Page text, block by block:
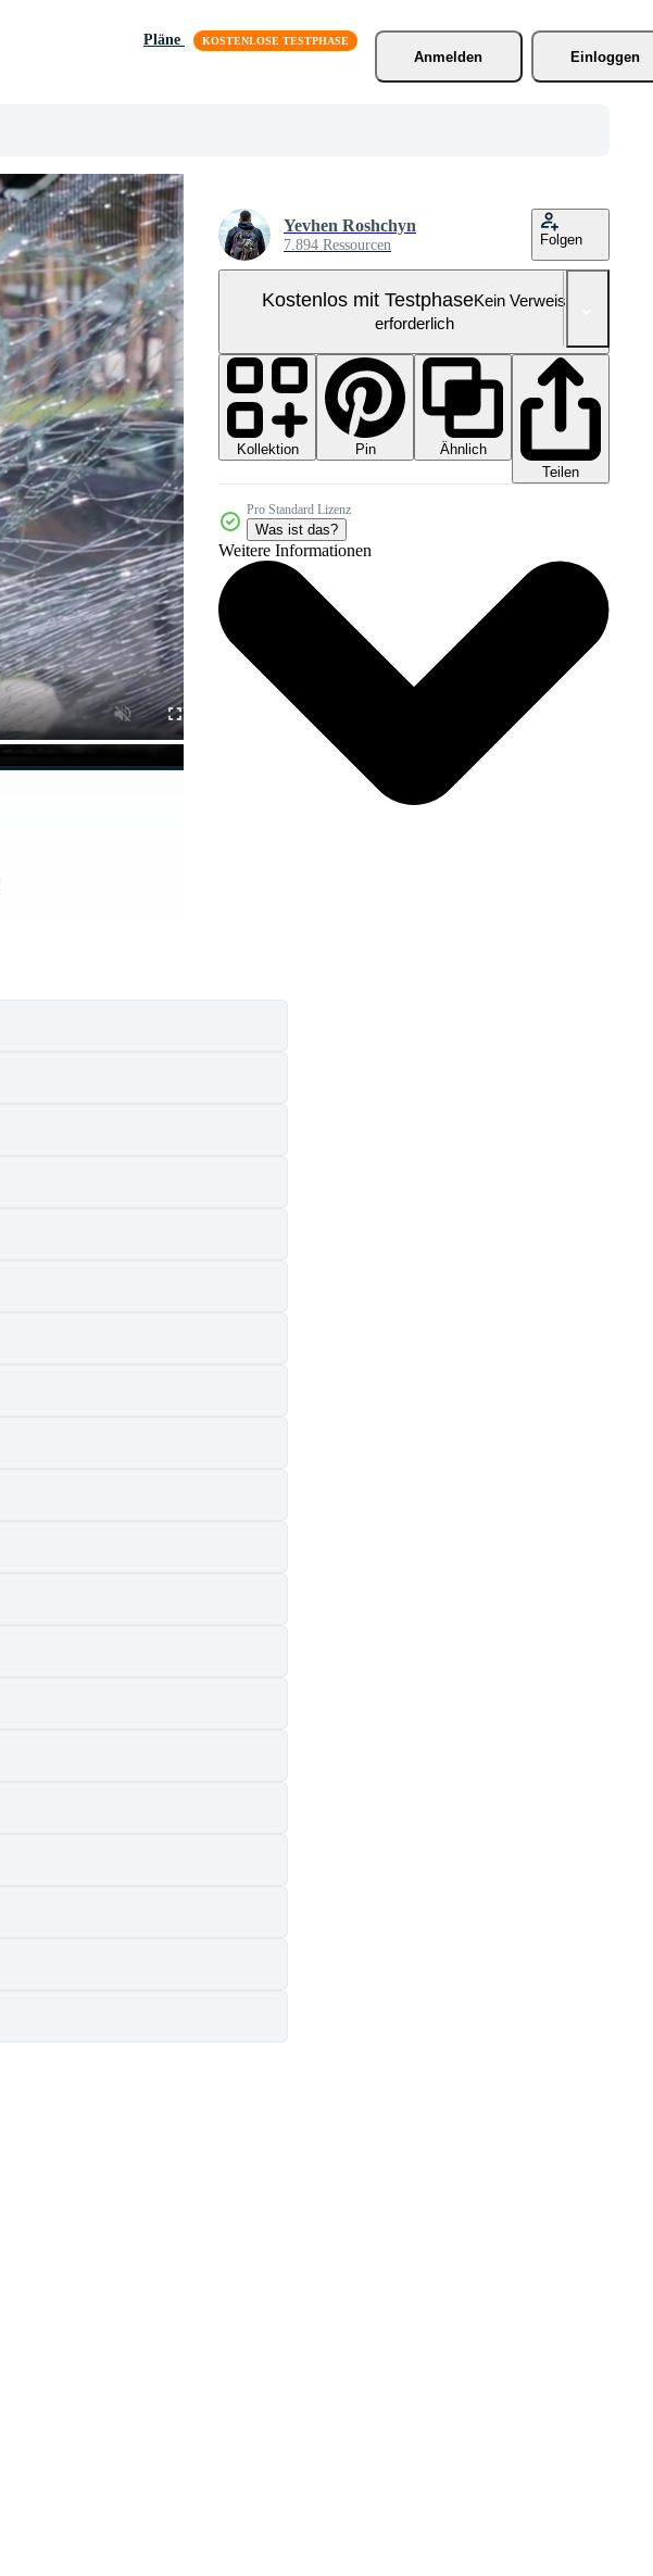
Pläne
Anmelden
Einloggen
Yevhen Roshchyn
7.894 Ressourcen Folgen
Kostenlos mit TestphaseKein Verweis
erforderlich
Kollektion Pin
Ähnlich
Teilen
Pro Standard Lizenz
Was ist das?
Weitere Informationen